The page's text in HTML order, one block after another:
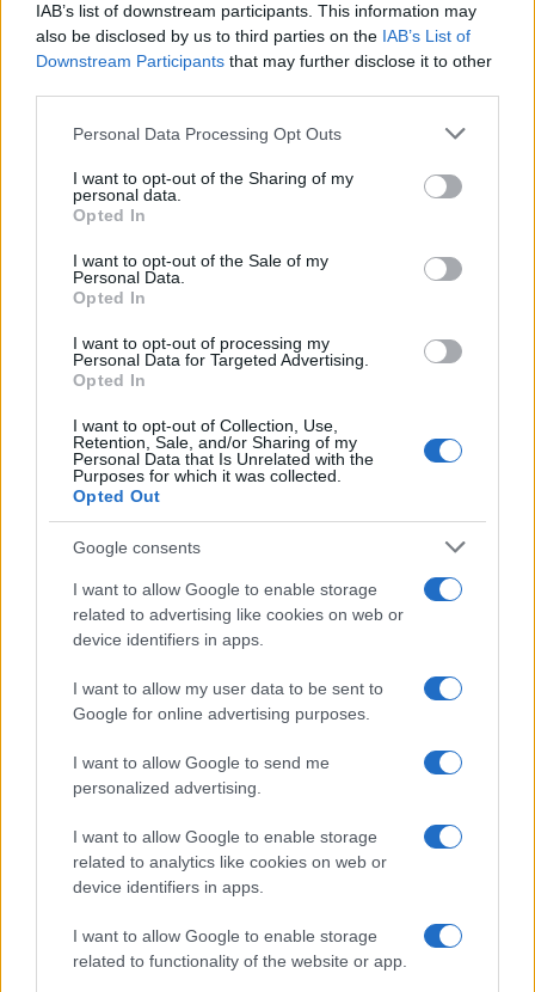
IAB’s list of downstream participants. This information may
also be disclosed by us to third parties on the IAB’s List of
Downstream Participants that may further disclose it to other
Please note that this website/app uses one or more Google
not limited to your visit or usage behaviour. You may click to
grant or deny consent to Google and its third-party tags to
use your data for below specified purposes in below Google
consent section.
Personal Data Processing Opt Outs
I want to opt-out of the Sharing of my
personal data.
Opted In
I want to opt-out of the Sale of my
Personal Data.
Opted In
I want to opt-out of processing my
Personal Data for Targeted Advertising.
Opted In
I want to opt-out of Collection, Use,
Retention, Sale, and/or Sharing of my
Personal Data that Is Unrelated with the
Purposes for which it was collected.
Opted Out
Google consents
I want to allow Google to enable storage
related to advertising like cookies on web or
device identifiers in apps.
I want to allow my user data to be sent to
Google for online advertising purposes.
I want to allow Google to send me
personalized advertising.
I want to allow Google to enable storage
related to analytics like cookies on web or
device identifiers in apps.
I want to allow Google to enable storage
related to functionality of the website or app.
Media: Με ενίσχυση 8 εκατ. ευρώ σε 451 επιχειρήσεις
ξεκίνησε το πρόγραμμα στήριξης- Κάλυψη εισφορών
ΕΔΟΕΑΠ
Η Toyota φέρνει νέα γενιά
μπαταριών για τα υβριδικά
Σε κινεζική… πολιορκία η
Νέο Audi A2 e-tron με στόχο την κορυφή της
αποδοτικότητας
Σασλόγλου: «Ξεχνάμε ό,τι
Εθνική Κορασίδων: Νίκησε
με 74-65 τη Δανία και παίζει
ημιτελικό με τη Νορβηγία
Ελληνική Αναπτυξιακή Τράπεζα: Με «προίκα» 2 δισ. ευρώ
ανοίγει δρόμο για δάνεια έως 5 δισ. σε μικρομεσαίες